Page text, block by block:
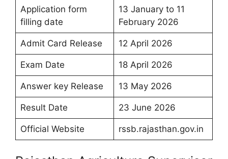
Application form
filling date
13 January to 11
February 2026
Admit Card Release 12 April 2026
Exam Date 18 April 2026
Answer key Release 13 May 2026
Result Date 23 June 2026
Official Website rssb.rajasthan.gov.in